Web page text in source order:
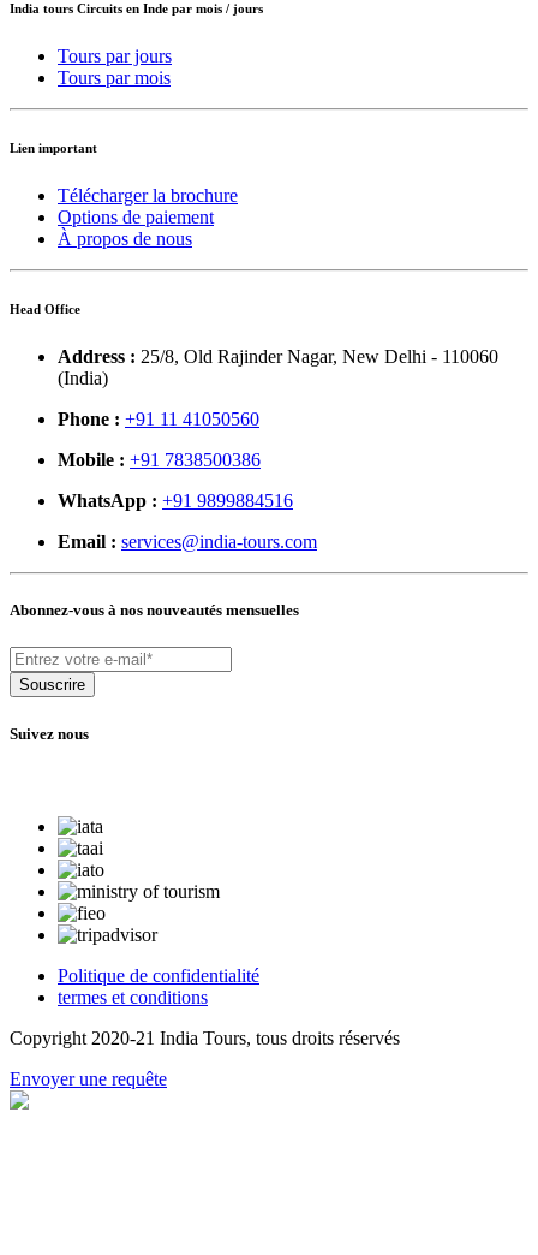
India tours Circuits en Inde par mois / jours
Tours par jours
Tours par mois
Lien important
Télécharger la brochure
Options de paiement
À propos de nous
Head Office
Address : 25/8, Old Rajinder Nagar, New Delhi - 110060
(India)
Phone : +91 11 41050560
Mobile : +91 7838500386
WhatsApp : +91 9899884516
Email : services@india-tours.com
Abonnez-vous à nos nouveautés mensuelles
Souscrire
Suivez nous
Politique de confidentialité
termes et conditions
Copyright 2020-21 India Tours, tous droits réservés
Envoyer une requête